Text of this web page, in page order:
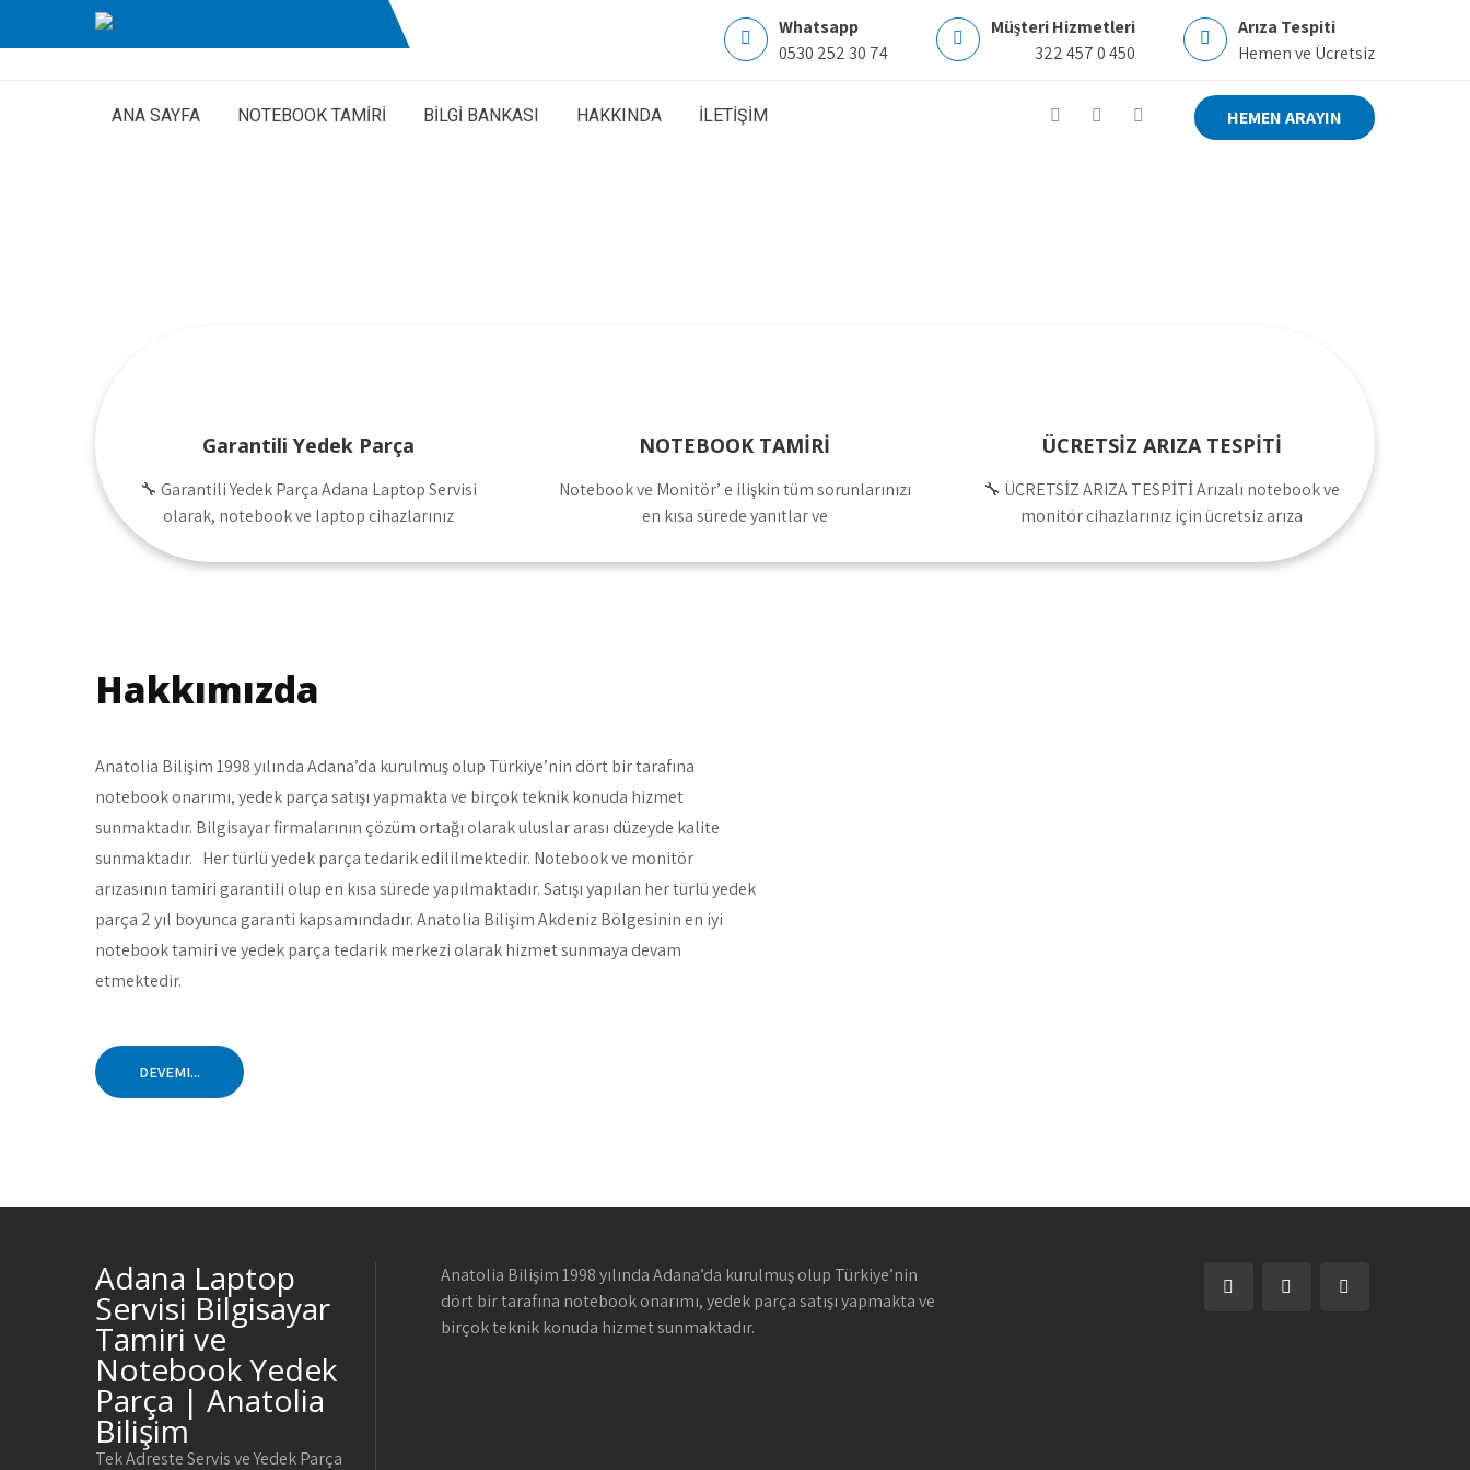
Whatsapp
0530 252 30 74
Müşteri Hizmetleri
322 457 0 450
Arıza Tespiti
Hemen ve Ücretsiz
ANA SAYFA NOTEBOOK TAMİRİ BİLGİ BANKASI HAKKINDA İLETİŞİM HEMEN ARAYIN
Garantili Yedek Parça
🔧 Garantili Yedek Parça Adana Laptop Servisi
olarak, notebook ve laptop cihazlarınız
NOTEBOOK TAMİRİ
Notebook ve Monitör’ e ilişkin tüm sorunlarınızı
en kısa sürede yanıtlar ve
ÜCRETSİZ ARIZA TESPİTİ
🔧 ÜCRETSİZ ARIZA TESPİTİ Arızalı notebook ve
monitör cihazlarınız için ücretsiz arıza
Hakkımızda
Anatolia Bilişim 1998 yılında Adana’da kurulmuş olup Türkiye’nin dört bir tarafına
notebook onarımı, yedek parça satışı yapmakta ve birçok teknik konuda hizmet
sunmaktadır. Bilgisayar firmalarının çözüm ortağı olarak uluslar arası düzeyde kalite
sunmaktadır. Her türlü yedek parça tedarik edililmektedir. Notebook ve monitör
arızasının tamiri garantili olup en kısa sürede yapılmaktadır. Satışı yapılan her türlü yedek
parça 2 yıl boyunca garanti kapsamındadır. Anatolia Bilişim Akdeniz Bölgesinin en iyi
notebook tamiri ve yedek parça tedarik merkezi olarak hizmet sunmaya devam
etmektedir.
DEVEMI...
Adana Laptop
Servisi Bilgisayar
Tamiri ve
Notebook Yedek
Parça | Anatolia
Bilişim
Tek Adreste Servis ve Yedek Parça
Anatolia Bilişim 1998 yılında Adana’da kurulmuş olup Türkiye’nin
dört bir tarafına notebook onarımı, yedek parça satışı yapmakta ve
birçok teknik konuda hizmet sunmaktadır.